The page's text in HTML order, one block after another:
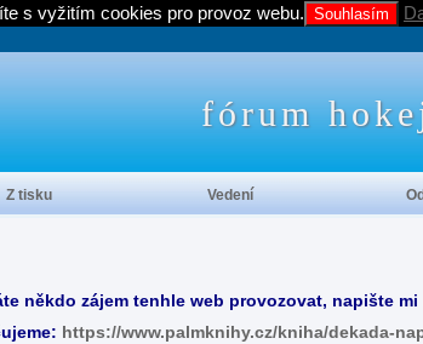
někdo zájem tenhle web provozovat, napište mi
https://www.palmknihy.cz/kniha/dekada-
fórum
Z tisku Vedení
s vyžitím cookies pro provoz webu. Souhlasím